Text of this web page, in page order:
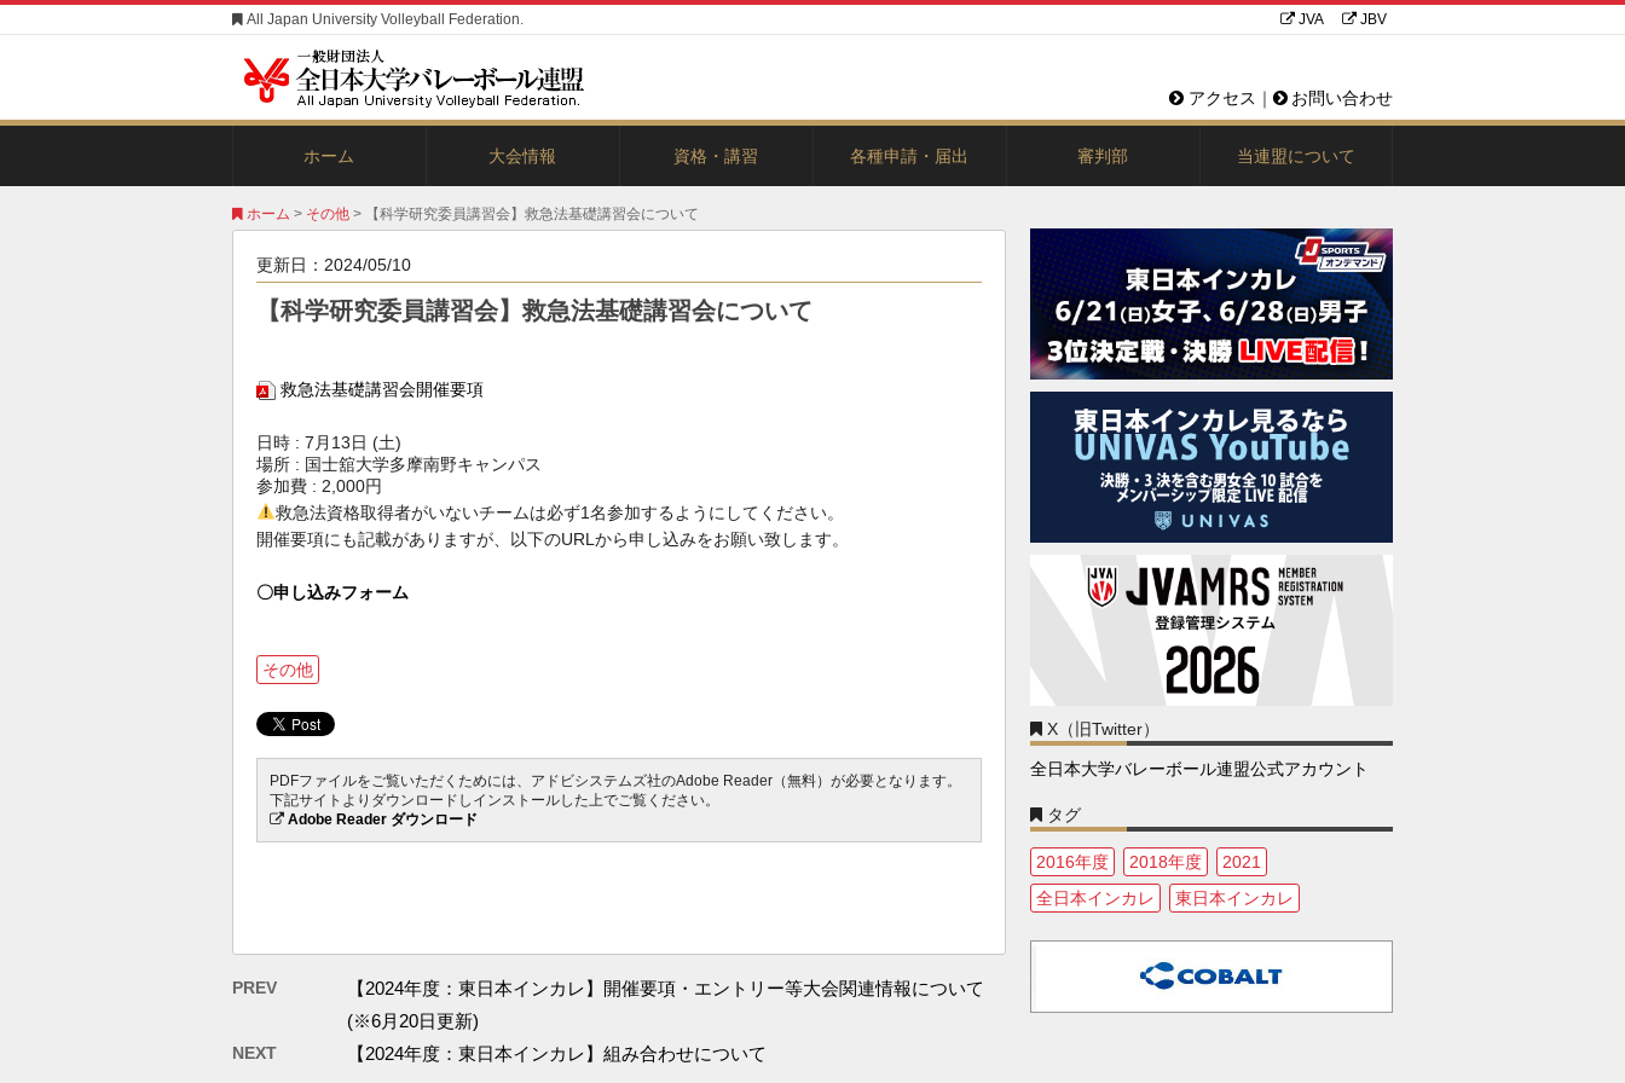
All Japan University Volleyball Federation. JVA JBV
アクセス ｜ お問い合わせ
ホーム 大会情報
全日本インカレ
東日本インカレ
西日本インカレ
ビーチバレー
資格・講習 各種申請・届出 審判部 当連盟について
ホーム > その他 > 【科学研究委員講習会】救急法基礎講習会について
更新日： 2024/05/10
【科学研究委員講習会】救急法基礎講習会について
救急法基礎講習会開催要項
日時 : 7月13日 (土)
場所 : 国士舘大学多摩南野キャンパス
参加費 : 2,000円
救急法資格取得者がいないチームは必ず1名参加するようにしてください。
開催要項にも記載がありますが、以下のURLから申し込みをお願い致します。
〇申し込みフォーム
その他
PDFファイルをご覧いただくためには、アドビシステムズ社のAdobe Reader（無料）が必要となります。
下記サイトよりダウンロードしインストールした上でご覧ください。
Adobe Reader ダウンロード
PREV
【2024年度：東日本インカレ】開催要項・エントリー等大会関連情報について
(※6月20日更新)
NEXT 【2024年度：東日本インカレ】組み合わせについて
X（旧Twitter）
全日本大学バレーボール連盟公式アカウント
タグ
2016年度 2018年度
2021
全日本インカレ
東日本インカレ